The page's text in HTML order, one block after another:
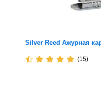
Silver Reed Ажурная
(15)